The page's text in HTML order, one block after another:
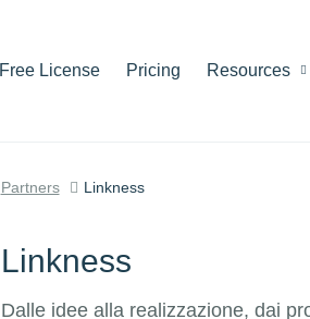
Free License Pricing Resources
Partners Linkness
Linkness
Dalle idee alla realizzazione, dai